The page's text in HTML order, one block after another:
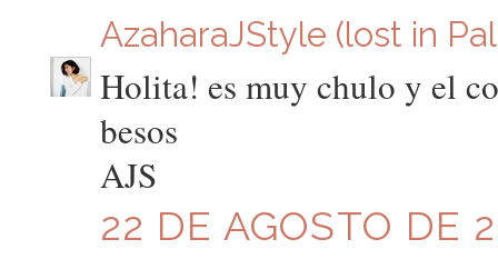
AzaharaJStyle (lost in
Holita! es muy chulo y el
besos
AJS
22 DE AGOSTO DE